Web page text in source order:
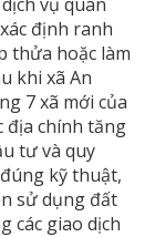
định ranh
thửa hoặc làm
khi xã An
7 xã mới của
địa chính tăng
tư và quy
kỹ thuật,
sử dụng đất
các giao dịch